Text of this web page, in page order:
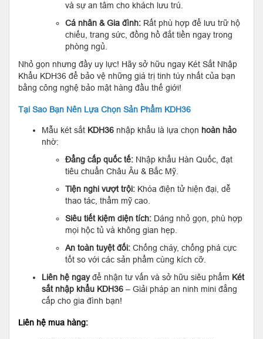
và sự an tâm cho khách lưu trú.
Cá nhân & Gia đình: Rất phù hợp để lưu trữ hộ
chiếu, trang sức, đồng hồ đắt tiền ngay trong
phòng ngủ.
Nhỏ gọn nhưng đầy uy lực! Hãy sở hữu ngay Két Sắt Nhập
Khẩu KDH36 để bảo vệ những giá trị tinh túy nhất của bạn
bằng công nghệ bảo mật hàng đầu thế giới!
Tại Sao Bạn Nên Lựa Chọn Sản Phẩm KDH36
Mẫu két sắt KDH36 nhập khẩu là lựa chọn hoàn hảo
nhờ:
Đẳng cấp quốc tế: Nhập khẩu Hàn Quốc, đạt
tiêu chuẩn Châu Âu & Bắc Mỹ.
Tiện nghi vượt trội: Khóa điện tử hiện đại, dễ
thao tác, thẩm mỹ cao.
Siêu tiết kiệm diện tích: Dáng nhỏ gọn, phù hợp
mọi hộc tủ và không gian hẹp.
An toàn tuyệt đối: Chống cháy, chống phá cực
tốt so với các sản phẩm cùng kích cỡ.
Liên hệ ngayđể nhận tư vấn và sở hữu siêu phẩm Két
sắt nhập khẩu KDH36 – Giải pháp an ninh mini đẳng
cấp cho gia đình bạn!
Liên hệ mua hàng: